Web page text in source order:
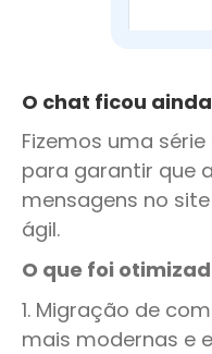
O chat ficou
Fizemos uma
para garantir que
mensagens no
ágil.
O que foi
1. Migração de
mais modernas e